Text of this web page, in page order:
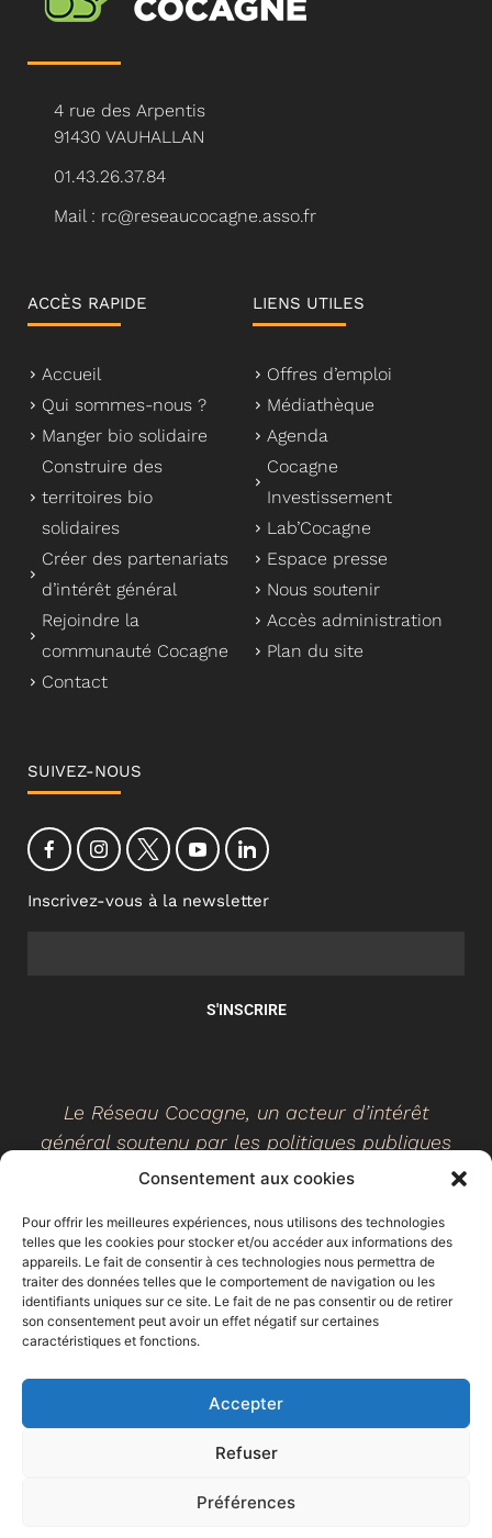
Consentement aux cookies
Pour offrir les meilleures expériences, nous utilisons des technologies
telles que les cookies pour stocker et/ou accéder aux informations des
appareils. Le fait de consentir à ces technologies nous permettra de
traiter des données telles que le comportement de navigation ou les
identifiants uniques sur ce site. Le fait de ne pas consentir ou de retirer
son consentement peut avoir un effet négatif sur certaines
caractéristiques et fonctions.
Accepter
Refuser
Préférences
4 rue des Arpentis
91430 VAUHALLAN
01.43.26.37.84
Mail : rc@reseaucocagne.asso.fr
ACCÈS RAPIDE
Accueil
Qui sommes-nous ?
Manger bio solidaire
Construire des
territoires bio
solidaires
Créer des partenariats
d’intérêt général
Rejoindre la
communauté Cocagne
Contact
LIENS UTILES
Offres d’emploi
Médiathèque
Agenda
Cocagne
Investissement
Lab’Cocagne
Espace presse
Nous soutenir
Accès administration
Plan du site
SUIVEZ-NOUS
Inscrivez-vous à la newsletter
S'INSCRIRE
Le Réseau Cocagne, un acteur d’intérêt
général soutenu par les politiques publiques
©2026- Réseau Cocagne -Site web réalisé par Ethicweb
Mentions légales